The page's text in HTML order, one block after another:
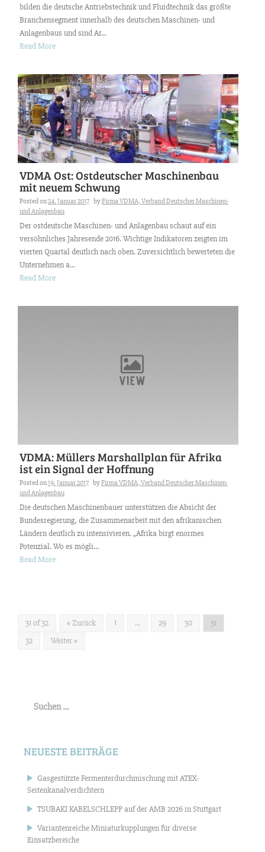
bilden die deutsche Antriebstechnik und Fluidtechnik das größte
Branchensegment innerhalb des deutschen Maschinen- und
Anlagenbaus und sind Ar...
Read More
VDMA Ost: Ostdeutscher Maschinenbau
mit neuem Schwung
Posted on24. Januar 2017 byFirma VDMA, Verband Deutscher Maschinen-
und Anlagenbau
Der ostdeutsche Maschinen- und Anlagenbau schaut auf ein
versöhnliches Jahresende 2016. Wichtige Indikatoren zeigten im
vierten Quartal deutlich nach oben. Zuversichtlich bewerteten die
Unternehmen a...
Read More
VDMA: Müllers Marshallplan für Afrika
ist ein Signal der Hoffnung
Posted on19. Januar 2017 byFirma VDMA, Verband Deutscher Maschinen-
und Anlagenbau
Die deutschen Maschinenbauer unterstützen die Absicht der
Bundesregierung, die Zusammenarbeit mit den afrikanischen
Ländern deutlich zu intensivieren. „Afrika birgt enormes
Potenzial. Wo es mögli...
Read More
31 of 32 « Zurück 1 … 29 30
31
32
Weiter »
nach:
NEUESTE BEITRÄGE
Gasgestützte Fermenterdurchmischung mit ATEX-
Seitenkanalverdichtern
TSUBAKI KABELSCHLEPP auf der AMB 2026 in Stuttgart
Variantenreiche Miniaturkupplungen für diverse
Einsatzbereiche